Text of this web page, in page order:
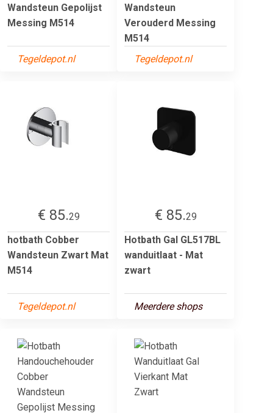
Wandsteun Gepolijst
Messing M514
Tegeldepot.nl
Wandsteun
Verouderd Messing
M514
Tegeldepot.nl
€ 85.29
hotbath Cobber
Wandsteun Zwart Mat
M514
Tegeldepot.nl
€ 85.29
Hotbath Gal GL517BL
wanduitlaat - Mat
zwart
Meerdere shops